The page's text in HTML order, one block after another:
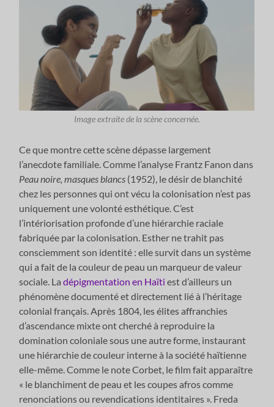
Image extraite de la scène concernée.
Ce que montre cette scène dépasse largement
l’anecdote familiale. Comme l’analyse Frantz Fanon dans
Peau noire, masques blancs (1952), le désir de blanchité
chez les personnes qui ont vécu la colonisation n’est pas
uniquement une volonté esthétique. C’est
l’intériorisation profonde d’une hiérarchie raciale
fabriquée par la colonisation. Esther ne trahit pas
consciemment son identité : elle survit dans un système
qui a fait de la couleur de peau un marqueur de valeur
sociale. Ladépigmentation en Haïti est d’ailleurs un
phénomène documenté et directement lié à l’héritage
colonial français. Après 1804, les élites affranchies
d’ascendance mixte ont cherché à reproduire la
domination coloniale sous une autre forme, instaurant
une hiérarchie de couleur interne à la société haïtienne
elle-même. Comme le note Corbet, le film fait apparaître
« le blanchiment de peau et les coupes afros comme
renonciations ou revendications identitaires ». Freda